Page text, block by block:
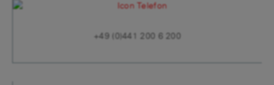
+49 (0)441 200 6 200